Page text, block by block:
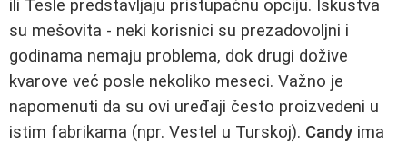
ili Tesle predstavljaju pristupačnu opciju. Iskustva
su mešovita - neki korisnici su prezadovoljni i
godinama nemaju problema, dok drugi dožive
kvarove već posle nekoliko meseci. Važno je
napomenuti da su ovi uređaji često proizvedeni u
istim fabrikama (npr. Vestel u Turskoj). Candy ima